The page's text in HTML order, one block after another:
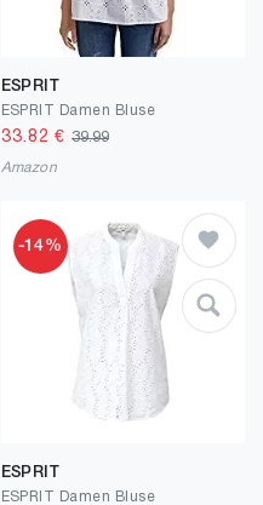
ESPRIT
ESPRIT Damen Bluse
33.82 € 39.99
Amazon
-14%
ESPRIT
ESPRIT Damen Bluse